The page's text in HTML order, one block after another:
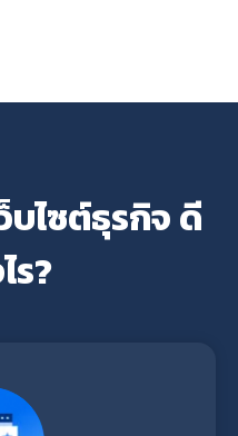
บไซต์ธุรกิจ ดี
ร?